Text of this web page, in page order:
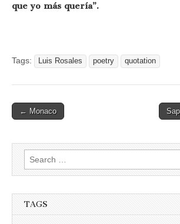
que yo más quería”.
Tags: Luis Rosales poetry quotation
Post
← Monaco
Search
for:
TAGS